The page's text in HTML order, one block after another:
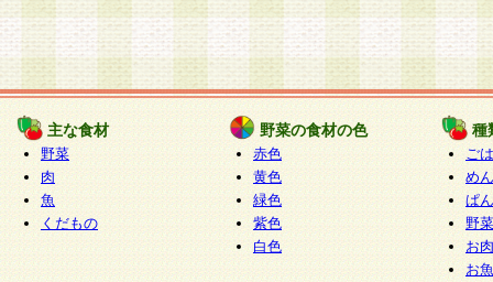
主な食材
野菜
肉
魚
くだもの
野菜の食材の色
赤色
黄色
緑色
紫色
白色
種
ご
めん
ぱん
野
お
お